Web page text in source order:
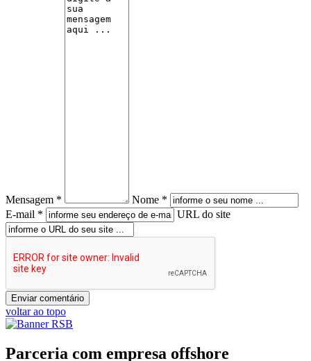
Mensagem *
Nome *
E-mail *
URL do site
voltar ao topo
Parceria com empresa offshore